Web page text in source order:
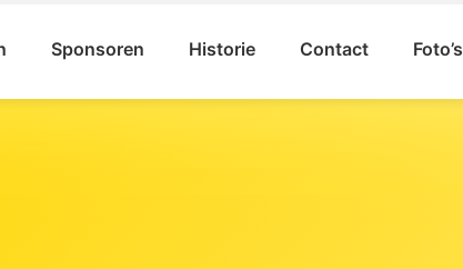
Sponsoren Historie Contact Foto’s